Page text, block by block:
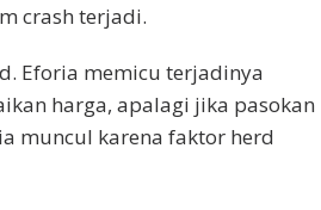
crash terjadi.
Eforia memicu terjadinya
harga, apalagi jika pasokan
muncul karena faktor herd